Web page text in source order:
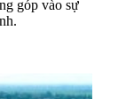
góp vào sự